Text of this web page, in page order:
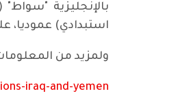
بالإنجليزية
استبدادي) عموديا،
ولمزيد من المعلومات
iraq-and-yemen